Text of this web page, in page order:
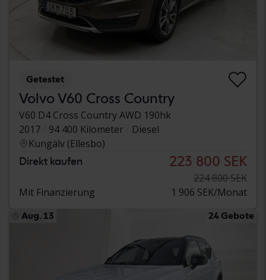
Getestet
Volvo V60 Cross Country
V60 D4 Cross Country AWD 190hk
2017
94 400 Kilometer
Diesel
Kungälv (Ellesbo)
Direkt kaufen 223 800 SEK
224 800 SEK
Mit Finanzierung
1 906 SEK/Monat
Aug. 13 24 Gebote